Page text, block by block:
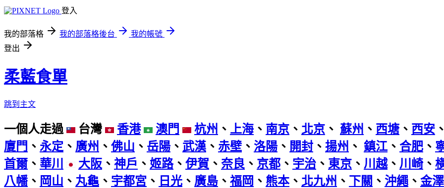
登入
我的部落格 我的部落格後台
我的帳號
登出
柔藍食單
跳到主文
一個人走過 台灣 香港 澳門 杭州 、 上海、 南京 、 北京 、 蘇州 、 西塘 、 西安 、
廈門 、 永定 、 廣州 、 佛山 、 岳陽 、 武漢 、 赤壁 、 洛陽 、 開封 、 揚州 、 鎮江 、 合肥 、
首爾、 華川 大阪 、 神戶 、 姬路、 伊賀 、 奈良 、 京都 、 宇治 、 東京 、 川越 、 川崎 、
八幡 、 岡山 、 丸龜 、 宇都宮 、 日光 、 廣島 、 福岡 、 熊本、 北九州 、 下關 、 沖繩 、 金澤